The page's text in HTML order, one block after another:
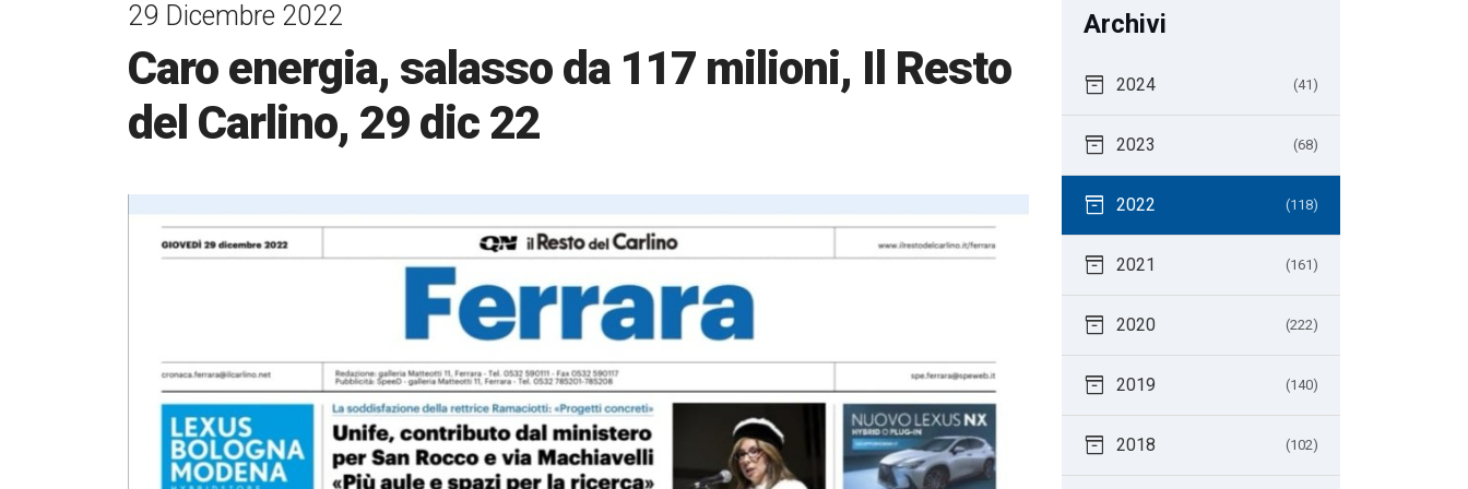
29 Dicembre 2022
Caro energia, salasso da 117 milioni, Il Resto
del Carlino, 29 dic 22
Archivi
inventory_2 2024 (41)
inventory_2 2023 (68)
inventory_2 2022 (118)
inventory_2 2021 (161)
inventory_2 2020 (222)
inventory_2 2019 (140)
inventory_2 2018 (102)